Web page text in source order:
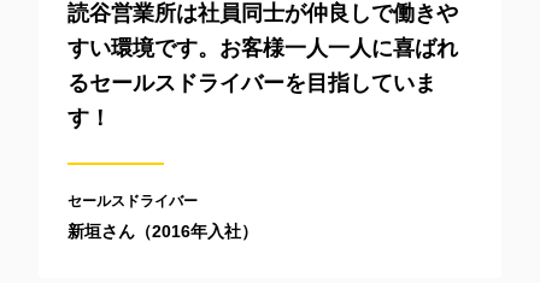
読谷営業所は社員同士が仲良しで働きや
すい環境です。お客様一人一人に喜ばれ
るセールスドライバーを目指していま
す！
セールスドライバー
新垣さん（2016年入社）